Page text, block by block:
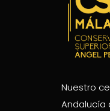
Nuestro
Andalucía